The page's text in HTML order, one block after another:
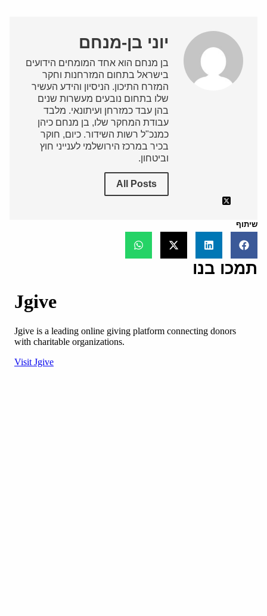
יוני בן-מנחם
בן מנחם הוא אחד המומחים הידועים
בישראל בתחום המזרחנות וחקר
המזרח התיכון. הניסיון והידע העשיר
שלו בתחום נובעים מעשרות שנים
בהן עבד כמזרחן ועיתונאי. מלבד
עבודת המחקר שלו, בן מנחם כיהן
כמנכ"ל רשות השידור. כיום, חוקר
בכיר במרכז הירושלמי לענייני חוץ
וביטחון.
All Posts
שיתוף
תמכו בנו